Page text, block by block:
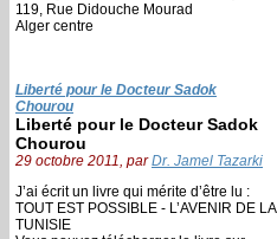
119, Rue Didouche Mourad
Alger centre
Liberté pour le Docteur Sadok
Chourou
Liberté pour le Docteur Sadok
Chourou
29 octobre 2011, parDr. Jamel Tazarki
J’ai écrit un livre qui mérite d’être lu :
TOUT EST POSSIBLE - L’AVENIR DE LA
TUNISIE